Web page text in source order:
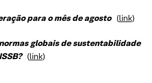
para o mês de agosto (link)
globais de sustentabilidade
(link)